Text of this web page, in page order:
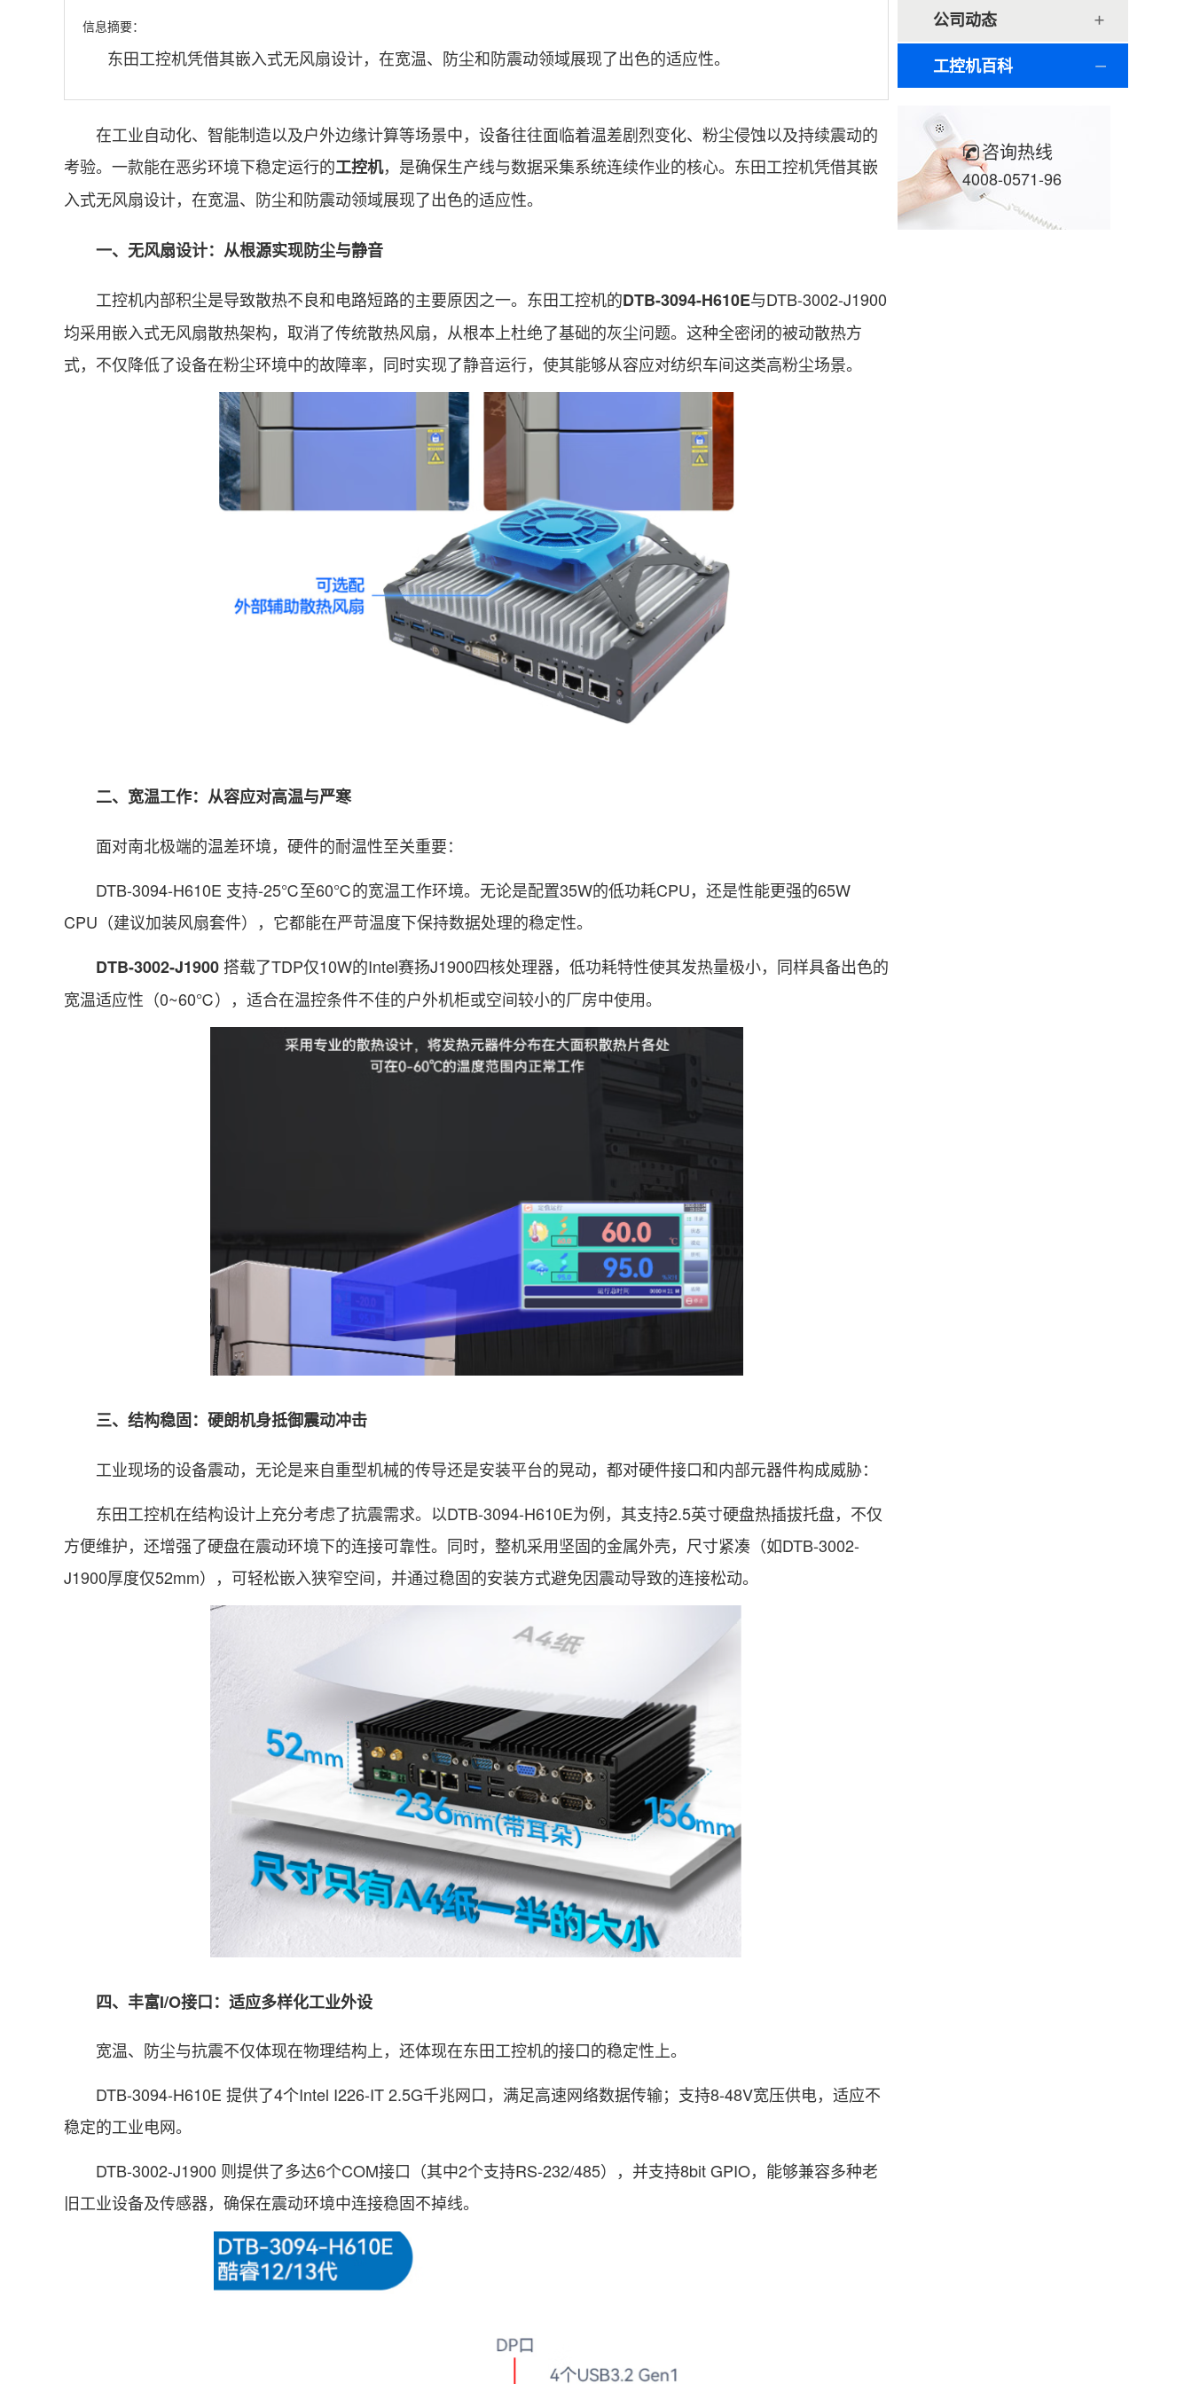
公司动态
工控机百科
咨询热线
4008-0571-96
信息摘要：
东田工控机凭借其嵌入式无风扇设计，在宽温、防尘和防震动领域展现了出色的适应性。
在工业自动化、智能制造以及户外边缘计算等场景中，设备往往面临着温差剧烈变化、粉尘侵蚀以及持续震动的
考验。一款能在恶劣环境下稳定运行的工控机，是确保生产线与数据采集系统连续作业的核心。东田工控机凭借其嵌
入式无风扇设计，在宽温、防尘和防震动领域展现了出色的适应性。
一、无风扇设计：从根源实现防尘与静音
工控机内部积尘是导致散热不良和电路短路的主要原因之一。东田工控机的DTB-3094-H610E与DTB-3002-J1900
均采用嵌入式无风扇散热架构，取消了传统散热风扇，从根本上杜绝了基础的灰尘问题。这种全密闭的被动散热方
式，不仅降低了设备在粉尘环境中的故障率，同时实现了静音运行，使其能够从容应对纺织车间这类高粉尘场景。
二、宽温工作：从容应对高温与严寒
面对南北极端的温差环境，硬件的耐温性至关重要：
DTB-3094-H610E 支持-25℃至60℃的宽温工作环境。无论是配置35W的低功耗CPU，还是性能更强的65W
CPU（建议加装风扇套件），它都能在严苛温度下保持数据处理的稳定性。
DTB-3002-J1900搭载了TDP仅10W的Intel赛扬J1900四核处理器，低功耗特性使其发热量极小，同样具备出色的
宽温适应性（0~60℃），适合在温控条件不佳的户外机柜或空间较小的厂房中使用。
三、结构稳固：硬朗机身抵御震动冲击
工业现场的设备震动，无论是来自重型机械的传导还是安装平台的晃动，都对硬件接口和内部元器件构成威胁：
东田工控机在结构设计上充分考虑了抗震需求。以DTB-3094-H610E为例，其支持2.5英寸硬盘热插拔托盘，不仅
方便维护，还增强了硬盘在震动环境下的连接可靠性。同时，整机采用坚固的金属外壳，尺寸紧凑（如DTB-3002-
J1900厚度仅52mm），可轻松嵌入狭窄空间，并通过稳固的安装方式避免因震动导致的连接松动。
四、丰富I/O接口：适应多样化工业外设
宽温、防尘与抗震不仅体现在物理结构上，还体现在东田工控机的接口的稳定性上。
DTB-3094-H610E 提供了4个Intel I226-IT 2.5G千兆网口，满足高速网络数据传输；支持8-48V宽压供电，适应不
稳定的工业电网。
DTB-3002-J1900 则提供了多达6个COM接口（其中2个支持RS-232/485），并支持8bit GPIO，能够兼容多种老
旧工业设备及传感器，确保在震动环境中连接稳固不掉线。